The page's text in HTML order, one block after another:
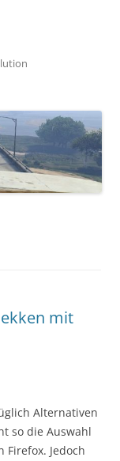
mit
Alternativen
so die Auswahl
Jedoch